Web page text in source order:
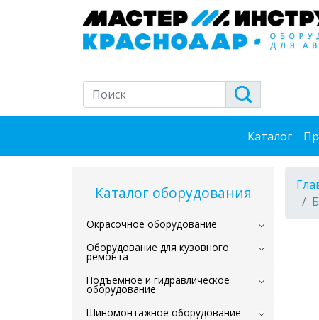
Каталог
Каталог оборудования
Окрасочное оборудование
Оборудование для кузовного
ремонта
Подъемное и гидравлическое
оборудование
Шиномонтажное оборудование